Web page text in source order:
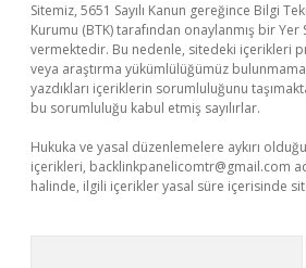
Sitemiz, 5651 Sayılı Kanun gereğince Bilgi
Kurumu (BTK) tarafından onaylanmış bir Yer
vermektedir. Bu nedenle, sitedeki içerikleri
veya araştırma yükümlülüğümüz
yazdıkları içeriklerin sorumluluğunu
bu sorumluluğu kabul etmiş sayılırlar.
Hukuka ve yasal düzenlemelere aykırı
içerikleri, backlinkpanelicomtr@gmail.com
halinde, ilgili içerikler yasal süre içerisinde